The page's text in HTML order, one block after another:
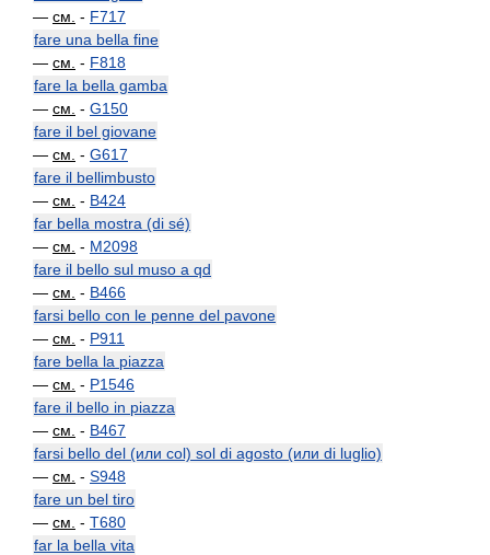
— см. - F717
fare una bella fine
— см. - F818
fare la bella gamba
— см. - G150
fare il bel giovane
— см. - G617
fare il bellimbusto
— см. - B424
far bella mostra (di sé)
— см. - M2098
fare il bello sul muso a qd
— см. - B466
farsi bello con le penne del pavone
— см. - P911
fare bella la piazza
— см. - P1546
fare il bello in piazza
— см. - B467
farsi bello del (или col) sol di agosto (или di luglio)
— см. - S948
fare un bel tiro
— см. - T680
far la bella vita